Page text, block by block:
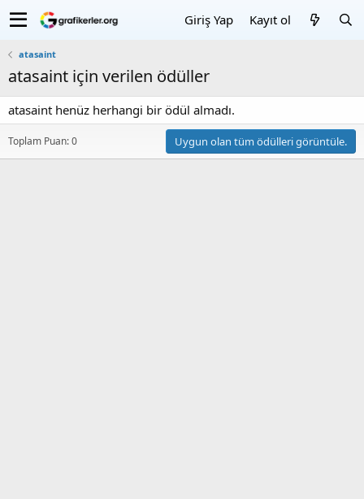
Giriş Yap Kayıt ol
atasaint
atasaint için verilen ödüller
atasaint henüz herhangi bir ödül almadı.
Toplam Puan: 0 Uygun olan tüm ödülleri görüntüle.